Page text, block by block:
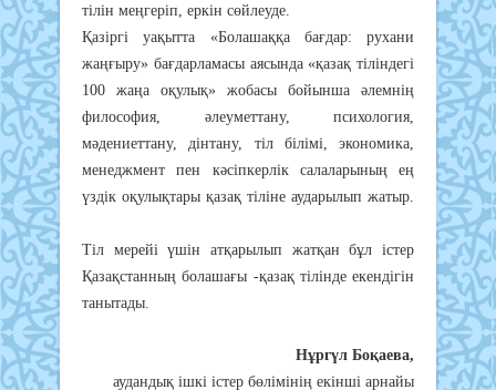
тілін меңгеріп, еркін сөйлеуде.
Қазіргі уақытта «Болашаққа бағдар: рухани
жаңғыру» бағдарламасы аясында «қазақ тіліндегі
100 жаңа оқулық» жобасы бойынша әлемнің
философия, әлеуметтану, психология,
мәдениеттану, дінтану, тіл білімі, экономика,
менеджмент пен кәсіпкерлік салаларының ең
үздік оқулықтары қазақ тіліне аударылып жатыр.
Тіл мерейі үшін атқарылып жатқан бұл істер
Қазақстанның болашағы -қазақ тілінде екендігін
танытады.
Нұргүл Боқаева,
аудандық ішкі істер бөлімінің екінші арнайы